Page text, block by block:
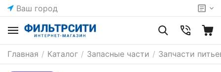
Ваш город
Главная / Каталог / Запасные части / Запчасти